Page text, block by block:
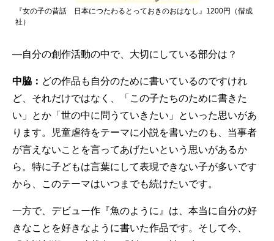
『女の子の昔話 日本につたわるとっておきのおはなし』1200円（偕成
社）
—自分の創作活動の中で、大切にしている部分は？
中脇： どの作品も自分のために書いているのですけれ
ど、それだけではなく、「この子たちのために書きた
い」とか「世の中に問うていきたい」といった思いがあ
ります。児童虐待をテーマに小説を書いたのも、当事者
が言えないことを言ってあげたいという思いがあるか
ら。特に子どもは言葉にして表現できない子が多いです
から、このテーマはいつまでも続けたいです。
一方で、デビュー作『魚のように』は、本当に自分の好
きなことを好きなように書いた作品です。そして今、